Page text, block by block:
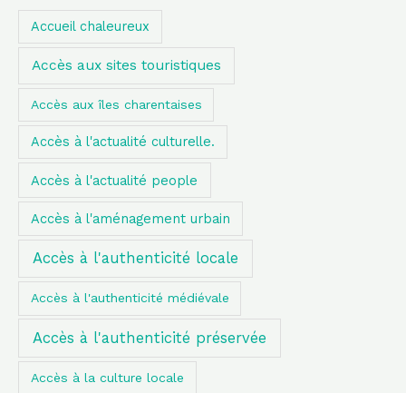
e
r
e
r
Accueil chaleureux
Accès aux sites touristiques
Accès aux îles charentaises
Accès à l'actualité culturelle.
Accès à l'actualité people
Accès à l'aménagement urbain
Accès à l'authenticité locale
Accès à l'authenticité médiévale
Accès à l'authenticité préservée
Accès à la culture locale